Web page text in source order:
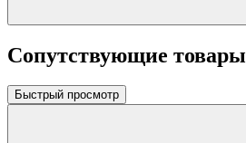
Сопутствующие товары
Быстрый просмотр